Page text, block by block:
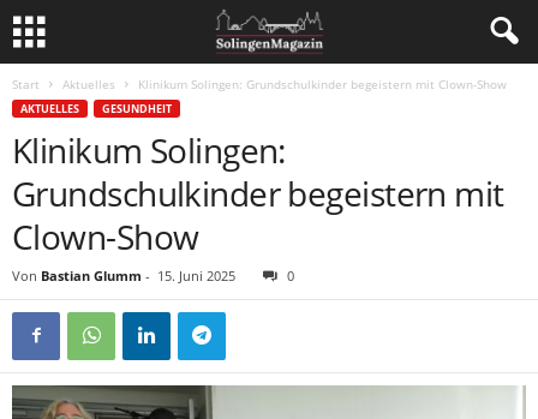
Start Aktuelles Klinikum Solingen: Grundschulkinder begeistern mit Clown-Show
AKTUELLES GESUNDHEIT
Klinikum Solingen:
Grundschulkinder begeistern mit
Clown-Show
Von Bastian Glumm - 15. Juni 2025 0